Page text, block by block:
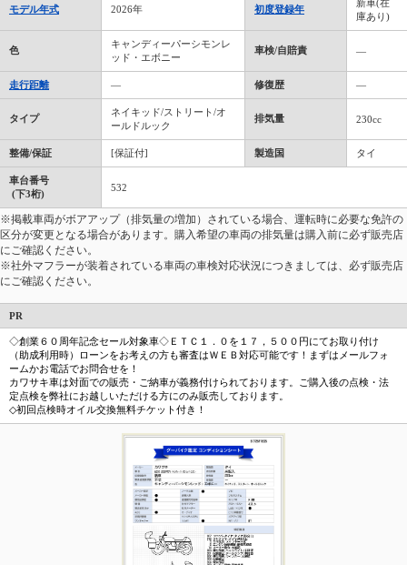
モデル年式 2026年 初度登録年
新車(在
庫あり)
色
キャンディーパーシモンレ
ッド・エボニー
車検/自賠責 ―
走行距離 ― 修復歴 ―
タイプ
ネイキッド/ストリート/オ
ールドルック
排気量 230cc
整備/保証 [保証付] 製造国 タイ
車台番号
(下3桁)
532
※掲載車両がボアアップ（排気量の増加）されている場合、運転時に必要な免許の
区分が変更となる場合があります。購入希望の車両の排気量は購入前に必ず販売店
にご確認ください。
※社外マフラーが装着されている車両の車検対応状況につきましては、必ず販売店
にご確認ください。
PR
◇創業６０周年記念セール対象車◇ＥＴＣ１．０を１７，５００円にてお取り付け
（助成利用時）ローンをお考えの方も審査はＷＥＢ対応可能です！まずはメールフォ
ームかお電話でお問合せを！
カワサキ車は対面での販売・ご納車が義務付けられております。ご購入後の点検・法
定点検を弊社にお越しいただける方にのみ販売しております。
◇初回点検時オイル交換無料チケット付き！